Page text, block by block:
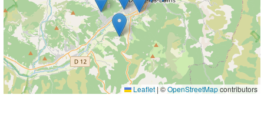
Leaflet | ©OpenStreetMapcontributors